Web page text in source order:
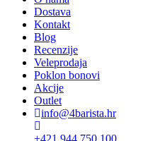
Dostava
Kontakt
Blog
Recenzije
Veleprodaja
Poklon bonovi
Akcije
Outlet
info@4barista.hr
+421 944 750 100